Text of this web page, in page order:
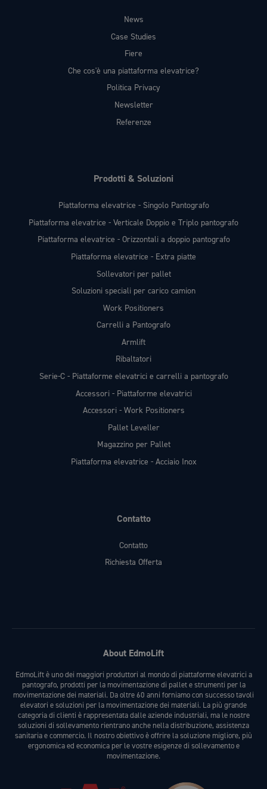
News
Case Studies
Fiere
Che cos'è una piattaforma elevatrice?
Politica Privacy
Newsletter
Referenze
Prodotti & Soluzioni
Piattaforma elevatrice - Singolo Pantografo
Piattaforma elevatrice - Verticale Doppio e Triplo pantografo
Piattaforma elevatrice - Orizzontali a doppio pantografo
Piattaforma elevatrice - Extra piatte
Sollevatori per pallet
Soluzioni speciali per carico camion
Work Positioners
Carrelli a Pantografo
Armlift
Ribaltatori
Serie-C - Piattaforme elevatrici e carrelli a pantografo
Accessori - Piattaforme elevatrici
Accessori - Work Positioners
Pallet Leveller
Magazzino per Pallet
Piattaforma elevatrice - Acciaio Inox
Contatto
Contatto
Richiesta Offerta
About EdmoLift
EdmoLift è uno dei maggiori produttori al mondo di piattaforme elevatrici a
pantografo, prodotti per la movimentazione di pallet e strumenti per la
movimentazione dei materiali. Da oltre 60 anni forniamo con successo tavoli
elevatori e soluzioni per la movimentazione dei materiali. La più grande
categoria di clienti è rappresentata dalle aziende industriali, ma le nostre
soluzioni di sollevamento rientrano anche nella distribuzione, assistenza
sanitaria e commercio. Il nostro obiettivo è offrire la soluzione migliore, più
ergonomica ed economica per le vostre esigenze di sollevamento e
movimentazione.